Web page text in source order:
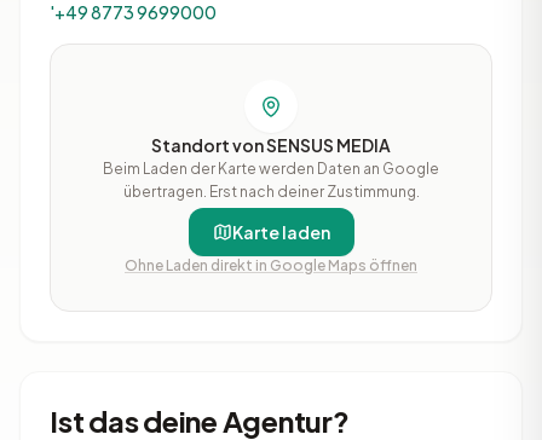
'+49 8773 9699000
Standort von SENSUS MEDIA
Beim Laden der Karte werden Daten an Google
übertragen. Erst nach deiner Zustimmung.
Karte laden
Ohne Laden direkt in Google Maps öffnen
Ist das deine Agentur?